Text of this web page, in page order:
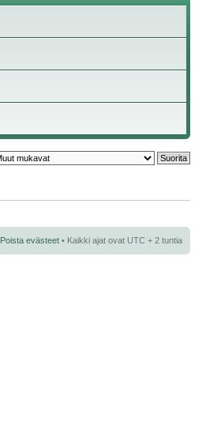
Poista evästeet • Kaikki ajat ovat UTC + 2 tuntia